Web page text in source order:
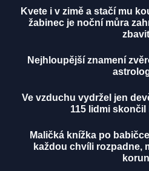
Kvete i v zimě a stačí mu
žabinec je noční můra
zbavit
Nejhloupější znamení
Ve vzduchu vydržel jen
115 lidmi
Maličká knížka po
každou chvíli rozpadne,
korun